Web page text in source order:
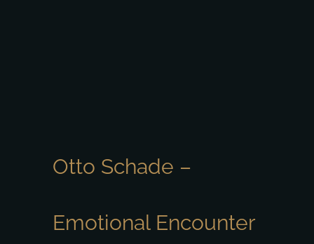
Otto Schade –
Emotional Encounter